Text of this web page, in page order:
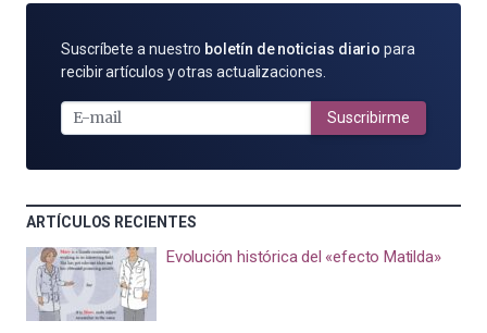
SUSCRÍBETE
POR
MAIL
Suscríbete a nuestro boletín de noticias diario para
recibir artículos y otras actualizaciones.
Suscribirme
ARTÍCULOS RECIENTES
Evolución histórica del «efecto Matilda»